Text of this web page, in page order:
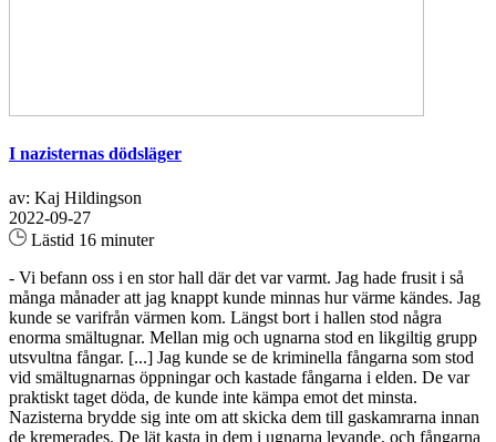
I nazisternas dödsläger
av: Kaj Hildingson
2022-09-27
Lästid 16 minuter
- Vi befann oss i en stor hall där det var varmt. Jag hade frusit i så
många månader att jag knappt kunde minnas hur värme kändes. Jag
kunde se varifrån värmen kom. Längst bort i hallen stod några
enorma smältugnar. Mellan mig och ugnarna stod en likgiltig grupp
utsvultna fångar. [...] Jag kunde se de kriminella fångarna som stod
vid smältugnarnas öppningar och kastade fångarna i elden. De var
praktiskt taget döda, de kunde inte kämpa emot det minsta.
Nazisterna brydde sig inte om att skicka dem till gaskamrarna innan
de kremerades. De lät kasta in dem i ugnarna levande, och fångarna